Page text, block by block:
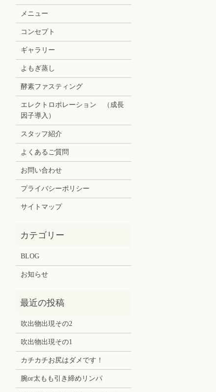
メニュー
コンセプト
ギャラリー
よもぎ蒸し
酵素ファスティング
エレクトロポレーション （成長
因子導入）
スタッフ紹介
よくあるご質問
お問い合わせ
プライバシーポリシー
サイトマップ
BLOG
お知らせ
吹出物出現その2
吹出物出現その1
カチカチお尻はダメです！
腕or太もも引き締めリンパ